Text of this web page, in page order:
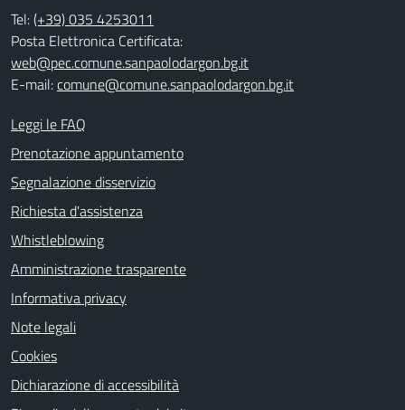
Tel:(+39) 035 4253011
Posta Elettronica Certificata:
web@pec.comune.sanpaolodargon.bg.it
E-mail:comune@comune.sanpaolodargon.bg.it
Leggi le FAQ
Prenotazione appuntamento
Segnalazione disservizio
Richiesta d'assistenza
Whistleblowing
Amministrazione trasparente
Informativa privacy
Note legali
Cookies
Dichiarazione di accessibilità